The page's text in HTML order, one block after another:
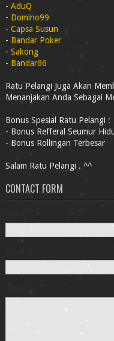
-AduQ
- Domino99
- Capsa Susun
- Bandar Poker
- Sakong
- Bandar66
Ratu Pelangi Juga Akan
Menanjakan Anda Sebagai
Bonus Spesial Ratu Pelangi :
- Bonus Refferal Seumur
- Bonus Rollingan Terbesar
Salam Ratu Pelangi . ^^
CONTACT FORM
Message *